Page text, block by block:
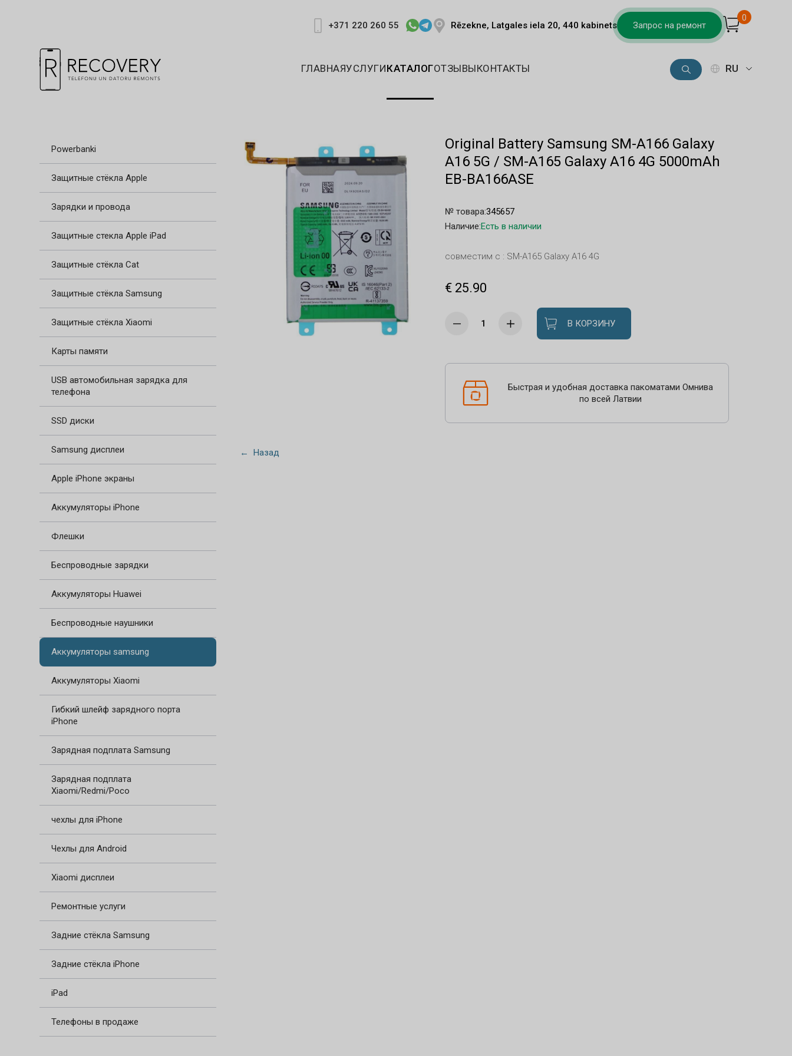
+371 220 260 55 Rēzekne, Latgales iela 20, 440 kabinets Запрос на ремонт
0
ГЛАВНАЯУСЛУГИКАТАЛОГОТЗЫВЫКОНТАКТЫ RU
Powerbanki
Защитные стёкла Apple
Зарядки и провода
Защитные стекла Apple iPad
Защитные стёкла Cat
Защитные стёкла Samsung
Защитные стёкла Xiaomi
Карты памяти
USB автомобильная зарядка для
телефона
SSD диски
Samsung дисплеи
Apple iPhone экраны
Аккумуляторы iPhone
Флешки
Беспроводные зарядки
Аккумуляторы Huawei
Беспроводные наушники
Аккумуляторы samsung
Аккумуляторы Xiaomi
Гибкий шлейф зарядного порта
iPhone
Зарядная подплата Samsung
Зарядная подплата
Xiaomi/Redmi/Poco
чехлы для iPhone
Чехлы для Android
Xiaomi дисплеи
Ремонтные услуги
Задние стёкла Samsung
Задние стёкла iPhone
iPad
Телефоны в продаже
Original Battery Samsung SM-A166 Galaxy
A16 5G / SM-A165 Galaxy A16 4G 5000mAh
EB-BA166ASE
№ товара:345657
Наличие:Есть в наличии
совместим с : SM-A165 Galaxy A16 4G
€ 25.90
В КОРЗИНУ
Быстрая и удобная доставка пакоматами Омнива
по всей Латвии
← Назад